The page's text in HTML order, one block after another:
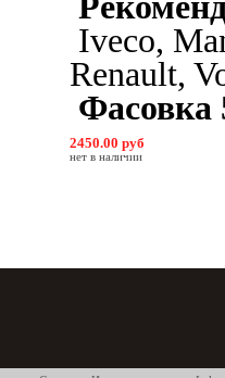
Iveco,
Renault,
Фасовка
2450.00 руб
нет в наличии